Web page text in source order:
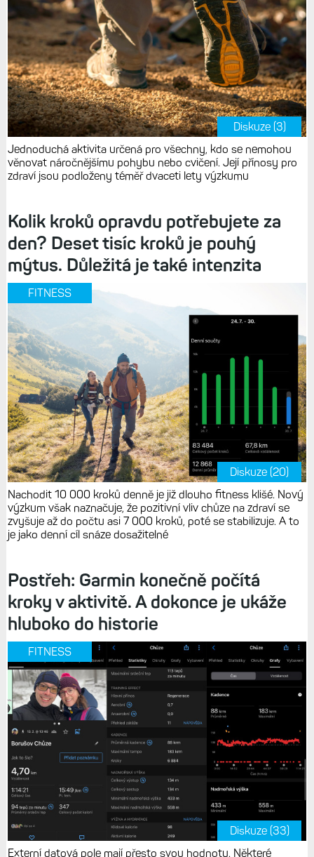
Diskuze (3)
Jednoduchá aktivita určená pro všechny, kdo se nemohou
věnovat náročnějšímu pohybu nebo cvičení. Její přínosy pro
zdraví jsou podloženy téměř dvaceti lety výzkumu
Kolik kroků opravdu potřebujete za
den? Deset tisíc kroků je pouhý
mýtus. Důležitá je také intenzita
FITNESS
Diskuze (20)
Nachodit 10 000 kroků denně je již dlouho fitness klišé. Nový
výzkum však naznačuje, že pozitivní vliv chůze na zdraví se
zvyšuje až do počtu asi 7 000 kroků, poté se stabilizuje. A to
je jako denní cíl snáze dosažitelné
Postřeh: Garmin konečně počítá
kroky v aktivitě. A dokonce je ukáže
hluboko do historie
FITNESS
Diskuze (33)
Externí datová pole mají přesto svou hodnotu. Některé